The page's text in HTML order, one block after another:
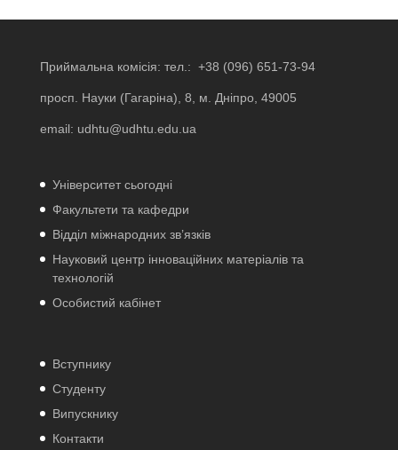
Приймальна комісія: тел.: +38 (096) 651-73-94
просп. Науки (Гагаріна), 8, м. Дніпро, 49005
email: udhtu@udhtu.edu.ua
Університет сьогодні
Факультети та кафедри
Відділ міжнародних зв’язків
Науковий центр інноваційних матеріалів та
технологій
Особистий кабінет
Вступнику
Студенту
Випускнику
Контакти